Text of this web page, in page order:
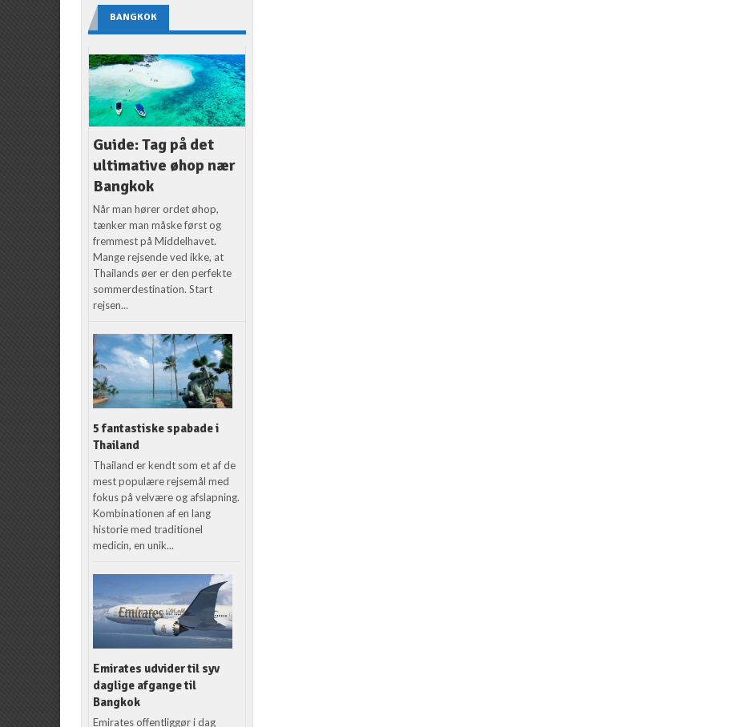
BANGKOK
Guide: Tag på det
ultimative øhop nær
Bangkok
Når man hører ordet øhop,
tænker man måske først og
fremmest på Middelhavet.
Mange rejsende ved ikke, at
Thailands øer er den perfekte
sommerdestination. Start
rejsen...
5 fantastiske spabade i
Thailand
Thailand er kendt som et af de
mest populære rejsemål med
fokus på velvære og afslapning.
Kombinationen af en lang
historie med traditionel
medicin, en unik...
Emirates udvider til syv
daglige afgange til
Bangkok
Emirates offentliggør i dag